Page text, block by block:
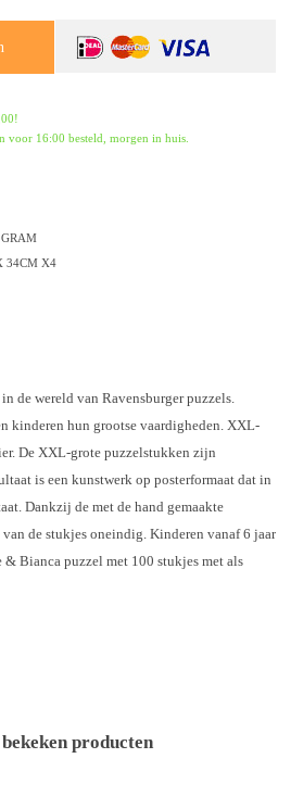
!
voor 16:00 besteld, morgen in huis.
34CM X4
de wereld van Ravensburger puzzels.
kinderen hun grootse vaardigheden. XXL-
De XXL-grote puzzelstukken zijn
is een kunstwerk op posterformaat dat in
Dankzij de met de hand gemaakte
van de stukjes oneindig. Kinderen vanaf 6 jaar
Bianca puzzel met 100 stukjes met als
producten